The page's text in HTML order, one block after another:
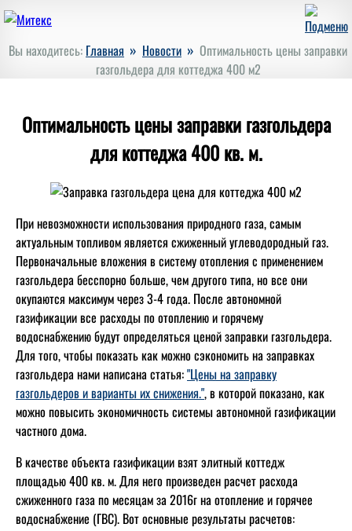
Вы находитесь: Главная » Новости » Оптимальность цены заправки
газгольдера для коттеджа 400 м2
Оптимальность цены заправки газгольдера
для коттеджа 400 кв. м.
При невозможности использования природного газа, самым
актуальным топливом является сжиженный углеводородный газ.
Первоначальные вложения в систему отопления с применением
газгольдера бесспорно больше, чем другого типа, но все они
окупаются максимум через 3-4 года. После автономной
газификации все расходы по отоплению и горячему
водоснабжению будут определяться ценой заправки газгольдера.
Для того, чтобы показать как можно сэкономить на заправках
газгольдера нами написана статья:"Цены на заправку
газгольдеров и варианты их снижения.", в которой показано, как
можно повысить экономичность системы автономной газификации
частного дома.
В качестве объекта газификации взят элитный коттедж
площадью 400 кв. м. Для него произведен расчет расхода
сжиженного газа по месяцам за 2016г на отопление и горячее
водоснабжение (ГВС). Вот основные результаты расчетов: